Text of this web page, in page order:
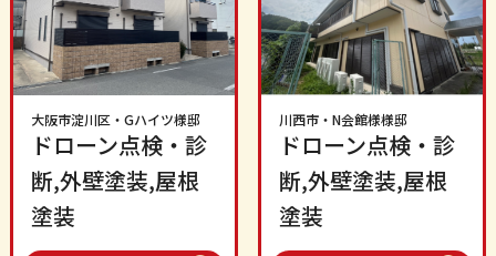
大阪市淀川区 ・ Gハイツ様邸
ドローン点検・診
断,外壁塗装,屋根
塗装
川西市・ N会館様様邸
ドローン点検・診
断,外壁塗装,屋根
塗装